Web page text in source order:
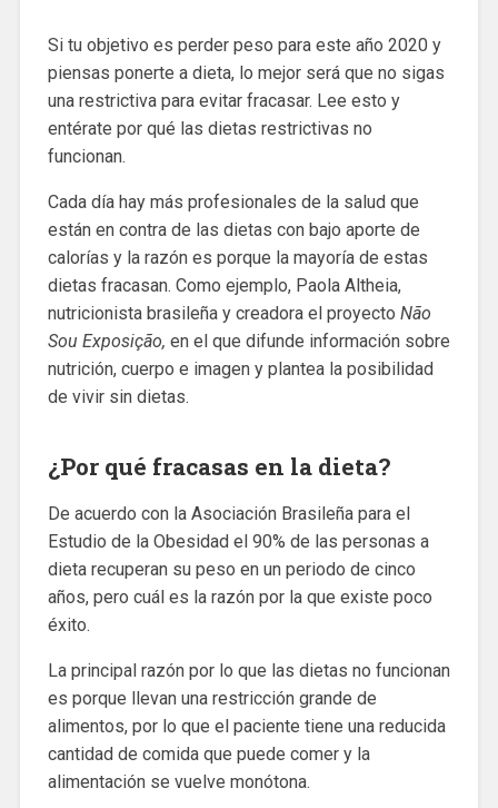
Si tu objetivo es perder peso para este año 2020 y
piensas ponerte a dieta, lo mejor será que no sigas
una restrictiva para evitar fracasar. Lee esto y
entérate por qué las dietas restrictivas no
funcionan.
Cada día hay más profesionales de la salud que
están en contra de las dietas con bajo aporte de
calorías y la razón es porque la mayoría de estas
dietas fracasan. Como ejemplo, Paola Altheia,
nutricionista brasileña y creadora el proyecto Não
Sou Exposição, en el que difunde información sobre
nutrición, cuerpo e imagen y plantea la posibilidad
de vivir sin dietas.
¿Por qué fracasas en la dieta?
De acuerdo con la Asociación Brasileña para el
Estudio de la Obesidad el 90% de las personas a
dieta recuperan su peso en un periodo de cinco
años, pero cuál es la razón por la que existe poco
éxito.
La principal razón por lo que las dietas no funcionan
es porque llevan una restricción grande de
alimentos, por lo que el paciente tiene una reducida
cantidad de comida que puede comer y la
alimentación se vuelve monótona.